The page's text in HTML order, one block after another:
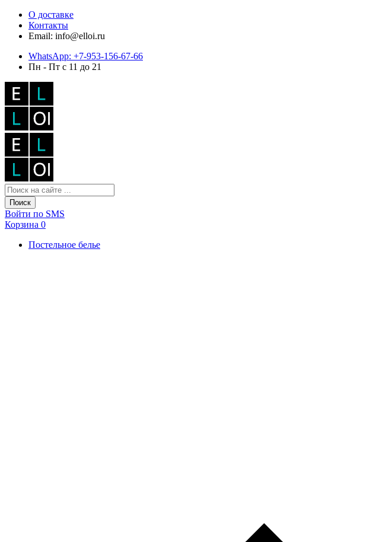
О доставке
Контакты
Email: info@elloi.ru
WhatsApp: +7-953-156-67-66
Пн - Пт с 11 до 21
Поиск
Войти по SMS
Корзина 0
Постельное белье